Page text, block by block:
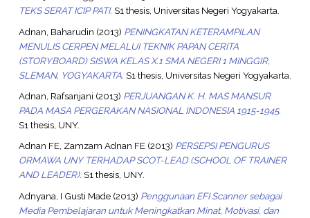
TEKS SERAT ICIP PATI. S1 thesis, Universitas Negeri Yogyakarta.
Adnan, Baharudin (2013) PENINGKATAN KETERAMPILAN
MENULIS CERPEN MELALUI TEKNIK PAPAN CERITA
(STORYBOARD) SISWA KELAS X.1 SMA NEGERI 1 MINGGIR,
SLEMAN, YOGYAKARTA. S1 thesis, Universitas Negeri Yogyakarta.
Adnan, Rafsanjani (2013) PERJUANGAN K. H. MAS MANSUR
PADA MASA PERGERAKAN NASIONAL INDONESIA 1915-1945.
S1 thesis, UNY.
Adnan FE, Zamzam Adnan FE(2013) PERSEPSI PENGURUS
ORMAWA UNY TERHADAP SCOT-LEAD (SCHOOL OF TRAINER
AND LEADER). S1 thesis, UNY.
Adnyana, I Gusti Made(2013) Penggunaan EFI Scanner sebagai
Media Pembelajaran untuk Meningkatkan Minat, Motivasi, dan